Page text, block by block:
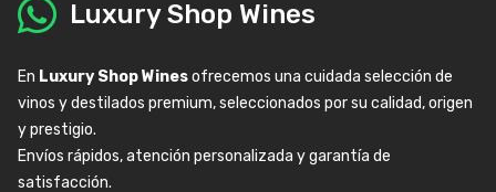
Luxury Shop Wines
En Luxury Shop Winesofrecemos una cuidada selección de
vinos y destilados premium, seleccionados por su calidad, origen
y prestigio.
Envíos rápidos, atención personalizada y garantía de
satisfacción.